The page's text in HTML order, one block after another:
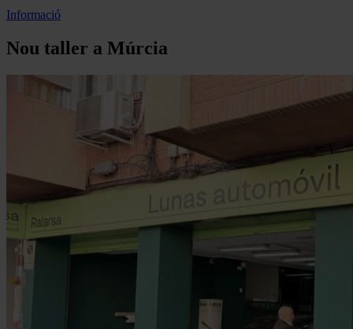
Informació
Nou taller a Múrcia